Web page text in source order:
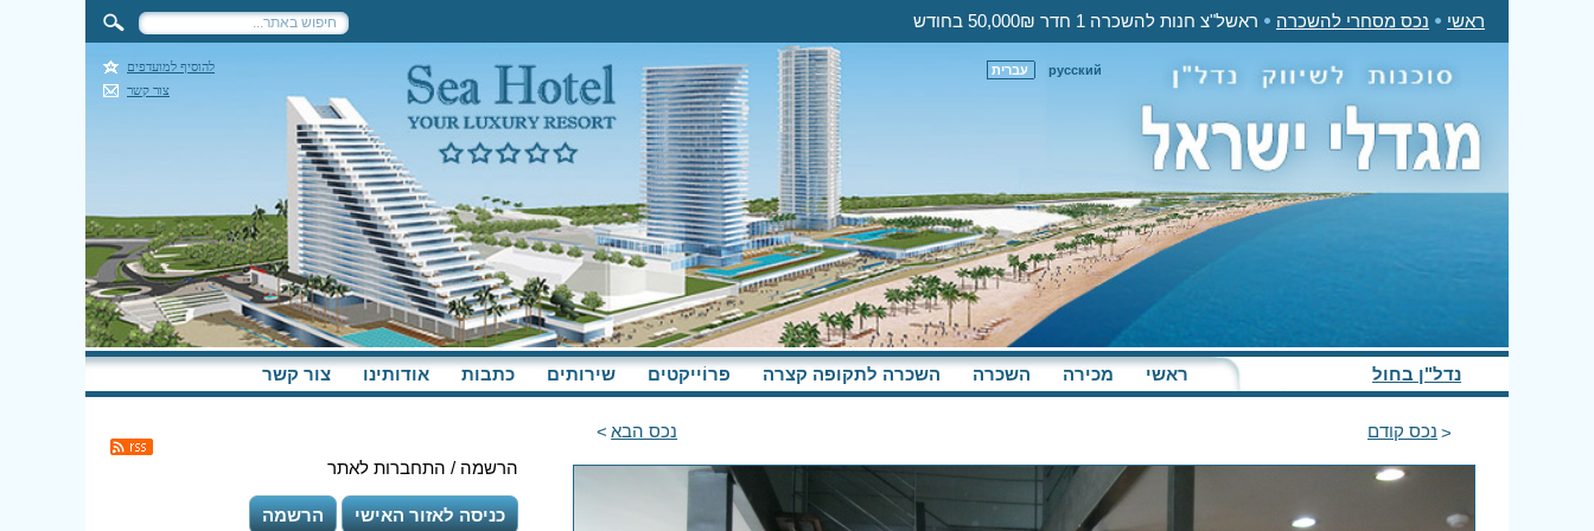
ראשי נכס מסחרי להשכרה ראשל"צ חנות להשכרה 1 חדר 50,000₪ בחודש
עברית русский
להוסיף למועדפים
צור קשר
נדל"ן בחול ראשי מכירה השכרה השכרה לתקופה קצרה פּרוֹייקטים שירותים כתבות אודותינו צור קשר
נכס קודם
נכס הבא
הרשמה / התחברות לאתר
כניסה לאזור האישי הרשמה